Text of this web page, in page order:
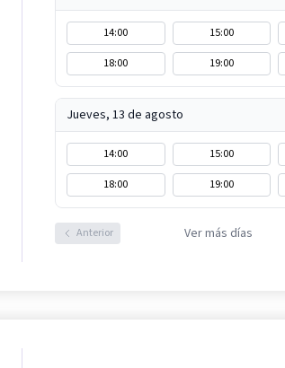
14:00 15:00
18:00
19:00
Jueves, 13 de agosto
14:00 15:00
18:00
19:00
Anterior Ver más días